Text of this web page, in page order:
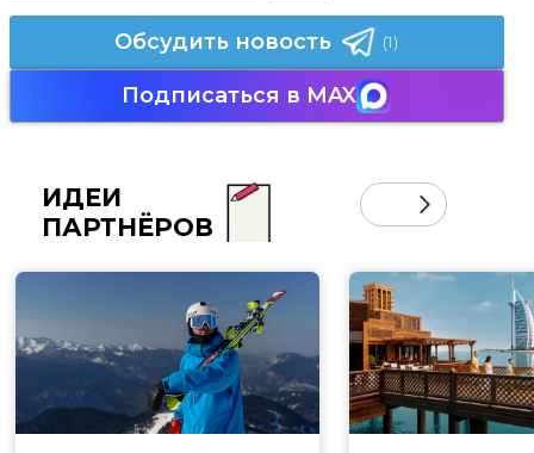
Обсудить новость (1)
Подписаться в MAX
ИДЕИ
ПАРТНЁРОВ